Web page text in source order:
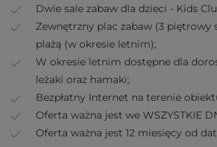
Dwie sale zabaw dla dzieci - Kids
Zewnętrzny plac zabaw (3 piętrowy
plażą (w okresie letnim);
W okresie letnim dostępne dla
leżaki oraz hamaki;
Bezpłatny Internet na terenie
Oferta ważna jest we WSZYSTKIE
Oferta ważna jest 12 miesięcy od